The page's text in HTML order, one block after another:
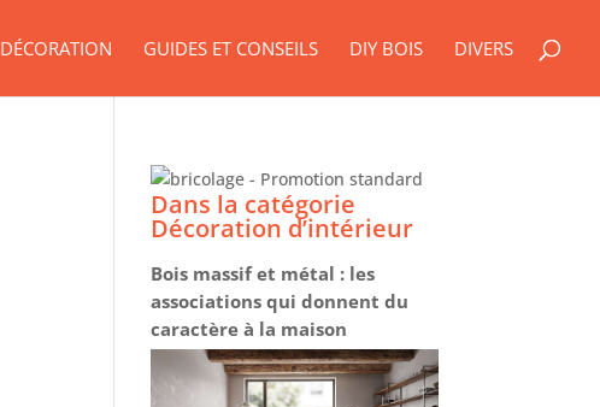
DÉCORATION GUIDES ET CONSEILS DIY BOIS DIVERS
Dans la catégorie
Décoration d’intérieur
Bois massif et métal : les
associations qui donnent du
caractère à la maison